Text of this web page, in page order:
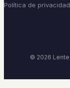
Política de privacidad
© 2026